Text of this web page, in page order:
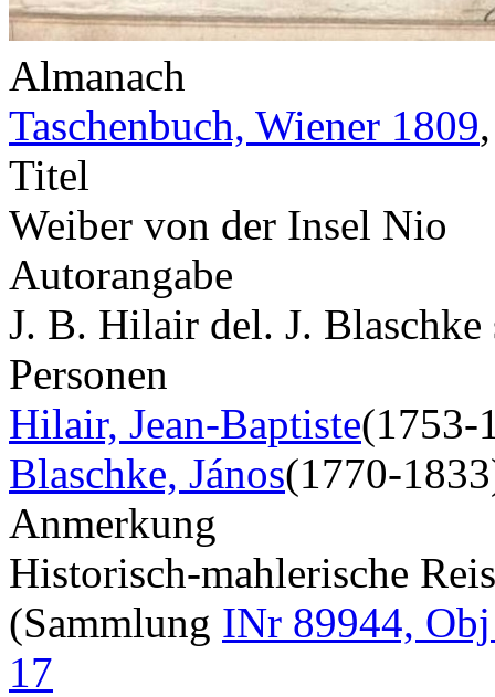
Almanach
Taschenbuch, Wiener 1809
Titel
Weiber von der Insel Nio
Autorangabe
J. B. Hilair del. J. Blaschke
Personen
Hilair, Jean-Baptiste(1753-
Blaschke, János(1770-
Anmerkung
Historisch-mahlerische
(Sammlung INr 89944,
17